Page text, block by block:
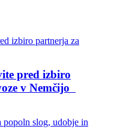
pred izbiro
v Nemčijo